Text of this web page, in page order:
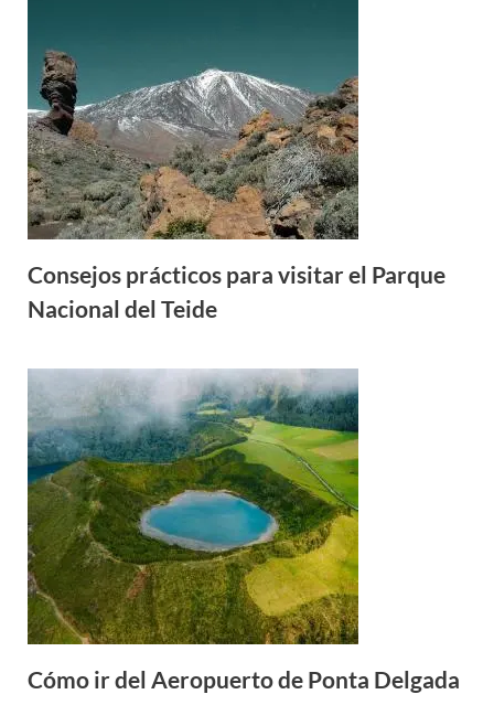
Consejos prácticos para visitar el Parque
Nacional del Teide
Cómo ir del Aeropuerto de Ponta Delgada